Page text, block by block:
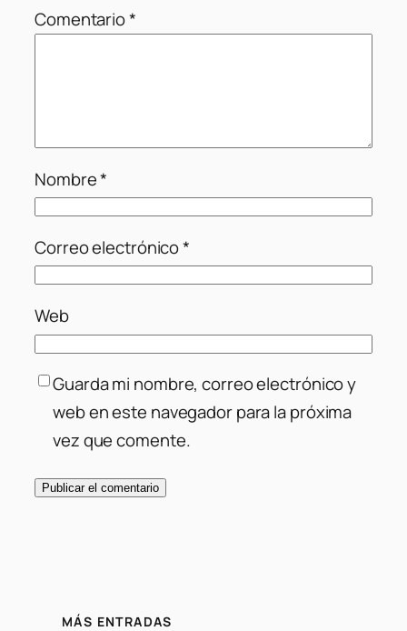
Comentario*
Nombre*
Correo electrónico*
Web
Guarda mi nombre, correo electrónico y
web en este navegador para la próxima
vez que comente.
MÁS ENTRADAS